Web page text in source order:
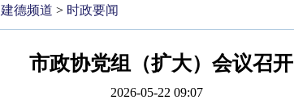
建德频道 > 时政要闻
市政协党组（扩大）会议召开
2026-05-22 09:07